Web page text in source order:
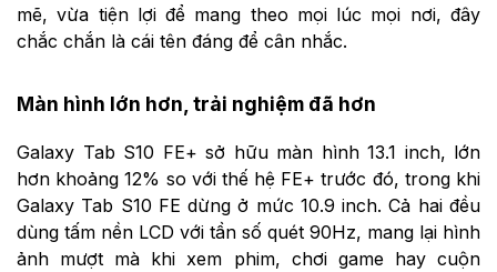
mẽ, vừa tiện lợi để mang theo mọi lúc mọi nơi, đây
chắc chắn là cái tên đáng để cân nhắc.
Màn hình lớn hơn, trải nghiệm đã hơn
Galaxy Tab S10 FE+ sở hữu màn hình 13.1 inch, lớn
hơn khoảng 12% so với thế hệ FE+ trước đó, trong khi
Galaxy Tab S10 FE dừng ở mức 10.9 inch. Cả hai đều
dùng tấm nền LCD với tần số quét 90Hz, mang lại hình
ảnh mượt mà khi xem phim, chơi game hay cuộn